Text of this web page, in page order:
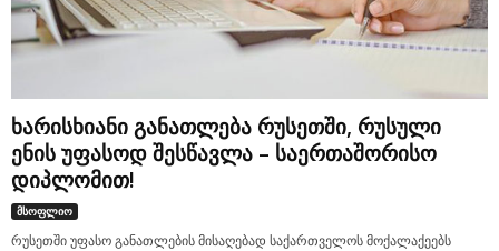
ხარისხიანი განათლება რუსეთში, რუსული
ენის უფასოდ შესწავლა – საერთაშორისო
დიპლომით!
მსოფლიო
რუსეთში უფასო განათლების მისაღებად საქართველოს მოქალაქეებს